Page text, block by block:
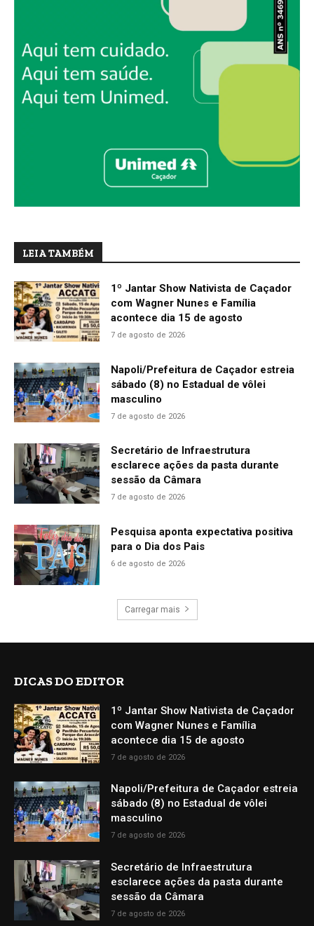
LEIA TAMBÉM
1º Jantar Show Nativista de Caçador
com Wagner Nunes e Família
acontece dia 15 de agosto
7 de agosto de 2026
Napoli/Prefeitura de Caçador estreia
sábado (8) no Estadual de vôlei
masculino
7 de agosto de 2026
Secretário de Infraestrutura
esclarece ações da pasta durante
sessão da Câmara
7 de agosto de 2026
Pesquisa aponta expectativa positiva
para o Dia dos Pais
6 de agosto de 2026
Carregar mais
DICAS DO EDITOR
1º Jantar Show Nativista de Caçador
com Wagner Nunes e Família
acontece dia 15 de agosto
7 de agosto de 2026
Napoli/Prefeitura de Caçador estreia
sábado (8) no Estadual de vôlei
masculino
7 de agosto de 2026
Secretário de Infraestrutura
esclarece ações da pasta durante
sessão da Câmara
7 de agosto de 2026